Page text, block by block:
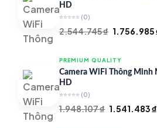
HD
⭐⭐⭐⭐⭐ (0)
2.544.745₫ Giá
là:
1.756.985
PREMIUM QUALITY
Camera WiFi Thông Minh
HD
⭐⭐⭐⭐⭐ (0)
1.948.107₫ Giá
1.541.483₫